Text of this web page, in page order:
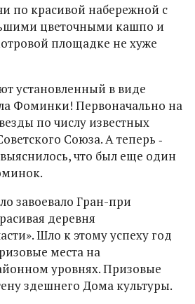
по красивой набережной с
цветочными кашпо и
площадке не хуже
установленный в виде
Фоминки! Первоначально на
по числу известных
Союза. А теперь ‑
что был еще один
завоевало Гран-при
деревня
Шло к этому успеху год
места на
уровнях. Призовые
здешнего Дома культуры.